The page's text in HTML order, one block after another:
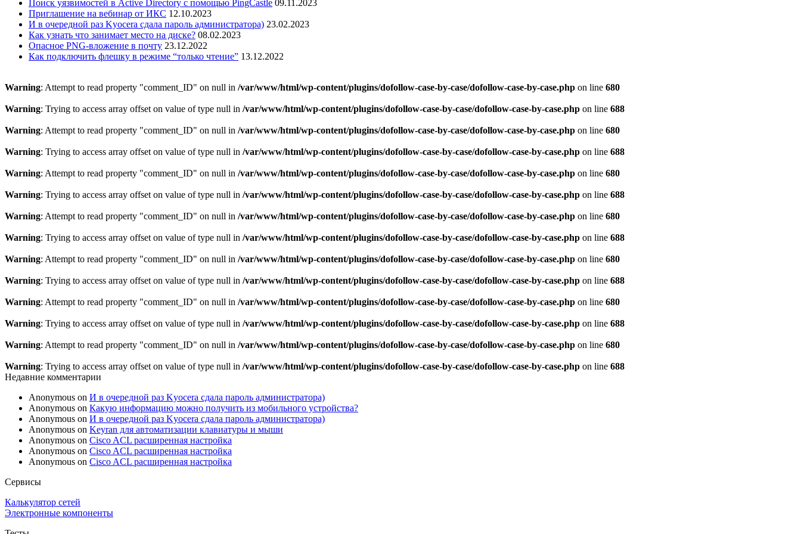
Поиск уязвимостей в Active Directory с помощью PingCastle 09.11.2023
Приглашение на вебинар от ИКС 12.10.2023
И в очередной раз Kyocera сдала пароль администратора) 23.02.2023
Как узнать что занимает место на диске? 08.02.2023
Опасное PNG-вложение в почту 23.12.2022
Как подключить флешку в режиме “только чтение” 13.12.2022
Warning: Attempt to read property "comment_ID" on null in /var/www/html/wp-content/plugins/dofollow-case-by-case/dofollow-case-by-case.php on line 680
Warning: Trying to access array offset on value of type null in /var/www/html/wp-content/plugins/dofollow-case-by-case/dofollow-case-by-case.php on line 688
Warning: Attempt to read property "comment_ID" on null in /var/www/html/wp-content/plugins/dofollow-case-by-case/dofollow-case-by-case.php on line 680
Warning: Trying to access array offset on value of type null in /var/www/html/wp-content/plugins/dofollow-case-by-case/dofollow-case-by-case.php on line 688
Warning: Attempt to read property "comment_ID" on null in /var/www/html/wp-content/plugins/dofollow-case-by-case/dofollow-case-by-case.php on line 680
Warning: Trying to access array offset on value of type null in /var/www/html/wp-content/plugins/dofollow-case-by-case/dofollow-case-by-case.php on line 688
Warning: Attempt to read property "comment_ID" on null in /var/www/html/wp-content/plugins/dofollow-case-by-case/dofollow-case-by-case.php on line 680
Warning: Trying to access array offset on value of type null in /var/www/html/wp-content/plugins/dofollow-case-by-case/dofollow-case-by-case.php on line 688
Warning: Attempt to read property "comment_ID" on null in /var/www/html/wp-content/plugins/dofollow-case-by-case/dofollow-case-by-case.php on line 680
Warning: Trying to access array offset on value of type null in /var/www/html/wp-content/plugins/dofollow-case-by-case/dofollow-case-by-case.php on line 688
Warning: Attempt to read property "comment_ID" on null in /var/www/html/wp-content/plugins/dofollow-case-by-case/dofollow-case-by-case.php on line 680
Warning: Trying to access array offset on value of type null in /var/www/html/wp-content/plugins/dofollow-case-by-case/dofollow-case-by-case.php on line 688
Warning: Attempt to read property "comment_ID" on null in /var/www/html/wp-content/plugins/dofollow-case-by-case/dofollow-case-by-case.php on line 680
Warning: Trying to access array offset on value of type null in /var/www/html/wp-content/plugins/dofollow-case-by-case/dofollow-case-by-case.php on line 688
Недавние комментарии
Anonymous on И в очередной раз Kyocera сдала пароль администратора)
Anonymous on Какую информацию можно получить из мобильного устройства?
Anonymous on И в очередной раз Kyocera сдала пароль администратора)
Anonymous on Keyran для автоматизации клавиатуры и мыши
Anonymous on Cisco ACL расширенная настройка
Anonymous on Cisco ACL расширенная настройка
Anonymous on Cisco ACL расширенная настройка
Сервисы
Калькулятор сетей
Электронные компоненты